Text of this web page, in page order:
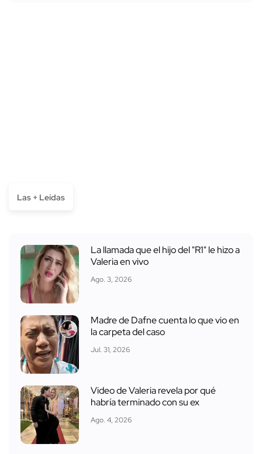
Las + Leídas
La llamada que el hijo del "R1" le hizo a
Valeria en vivo
Ago. 3, 2026
Madre de Dafne cuenta lo que vio en
la carpeta del caso
Jul. 31, 2026
Video de Valeria revela por qué
habría terminado con su ex
Ago. 4, 2026